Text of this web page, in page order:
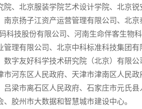
、北京服装学院艺术设计学院、北京
京扬子江资产运营管理有限公司、北京
科技股份有限公司、河南生命伴客生物
理有限公司、北京中科标准科技集团
字友好科学技术研究院（北京）有限
河东区人民政府、天津市津南区人民
梁市离石区人民政府、石家庄市元氏
胶州市大数据和智慧城市建设中心。